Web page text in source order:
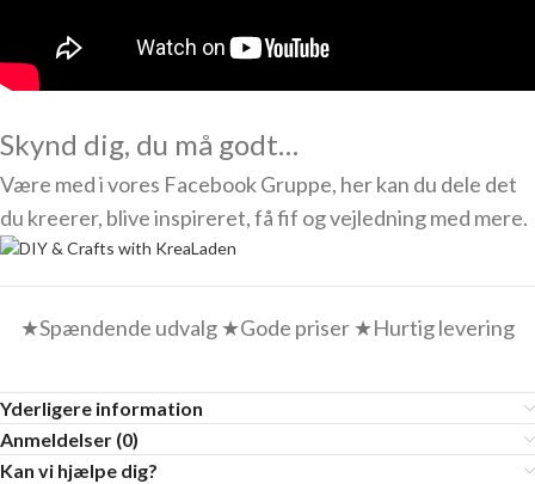
Skynd dig, du må godt…
Være med i vores Facebook Gruppe, her kan du dele det
du kreerer, blive inspireret, få fif og vejledning med mere.
★Spændende udvalg ★Gode priser ★Hurtig levering
Yderligere information
Anmeldelser (0)
Kan vi hjælpe dig?